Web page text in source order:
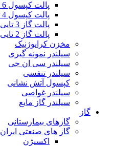
پالت کپسول 6 تایی
پالت کپسول 4 تایی
پالت گاز 3 تایی
پالت گاز 2 تایی
مخزن کرایوژنیک
سیلندر نمونه گیری
سیلندر سی ان جی
سیلندر تنفسی
کپسول آتش نشانی
سیلندر غواصی
سیلندر گاز مایع
گاز
گازهای بیمارستانی
گاز های صنعتی ایران
اکسیژن